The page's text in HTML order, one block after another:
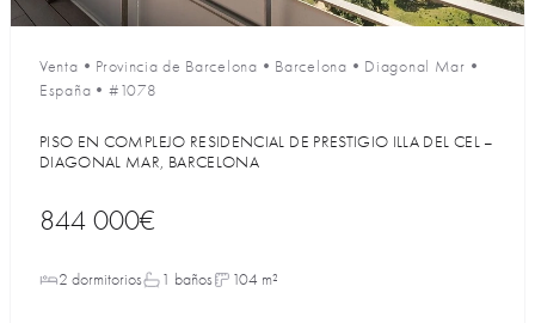
Venta • Provincia de Barcelona • Barcelona • Diagonal Mar •
España • #1078
PISO EN COMPLEJO RESIDENCIAL DE PRESTIGIO ILLA DEL CEL –
DIAGONAL MAR, BARCELONA
844 000€
2 dormitorios 1 baños 104 m²